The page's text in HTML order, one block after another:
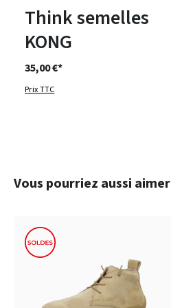
Think semelles
KONG
35,00 €*
Prix TTC
Ignorer la galerie de produits
Vous pourriez aussi aimer